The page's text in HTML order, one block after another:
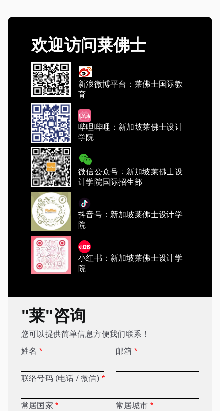
欢迎访问莱佛士
新浪微博平台：莱佛士国际教
育
哔哩哔哩：新加坡莱佛士设计
学院
微信公众号：新加坡莱佛士设
计学院国际招生部
抖音号：新加坡莱佛士设计学
院
小红书：新加坡莱佛士设计学
院
"莱"咨询
您可以提供简单信息方便我们联系！
姓名 * 邮箱*
联络号码 (电话 / 微信) *
常居国家 * 常居城市*